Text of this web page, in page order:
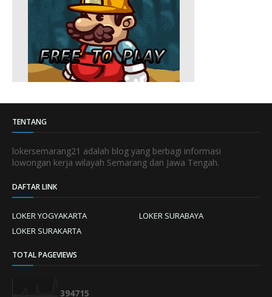
TENTANG
lokersemarang21 adalah blog yang berbagi informasi
lowongan kerja wilayah Semarang dan Jawa Tengah.
DAFTAR LINK
LOKER YOGYAKARTA
LOKER SURABAYA
LOKER SURAKARTA
TOTAL PAGEVIEWS
394715